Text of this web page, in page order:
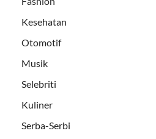
Kesehatan
Otomotif
Musik
Selebriti
Kuliner
Serba-Serbi